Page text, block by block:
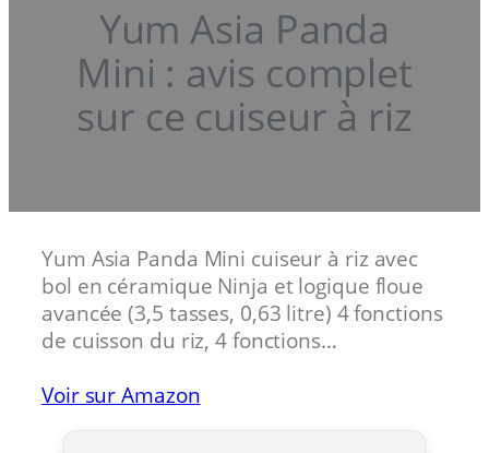
Yum Asia Panda
Mini : avis complet
sur ce cuiseur à riz
Yum Asia Panda Mini cuiseur à riz avec
bol en céramique Ninja et logique floue
avancée (3,5 tasses, 0,63 litre) 4 fonctions
de cuisson du riz, 4 fonctions…
Voir sur Amazon